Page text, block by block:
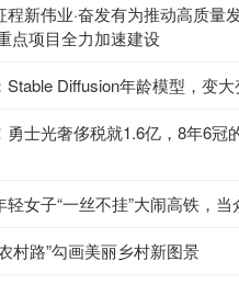
程新伟业·奋发有为推动高质量
点项目全力加速建设
Stable Diffusion年龄模型，变
勇士光奢侈税就1.6亿，8年6冠
女子“一丝不挂”大闹高铁，当
村路”勾画美丽乡村新图景